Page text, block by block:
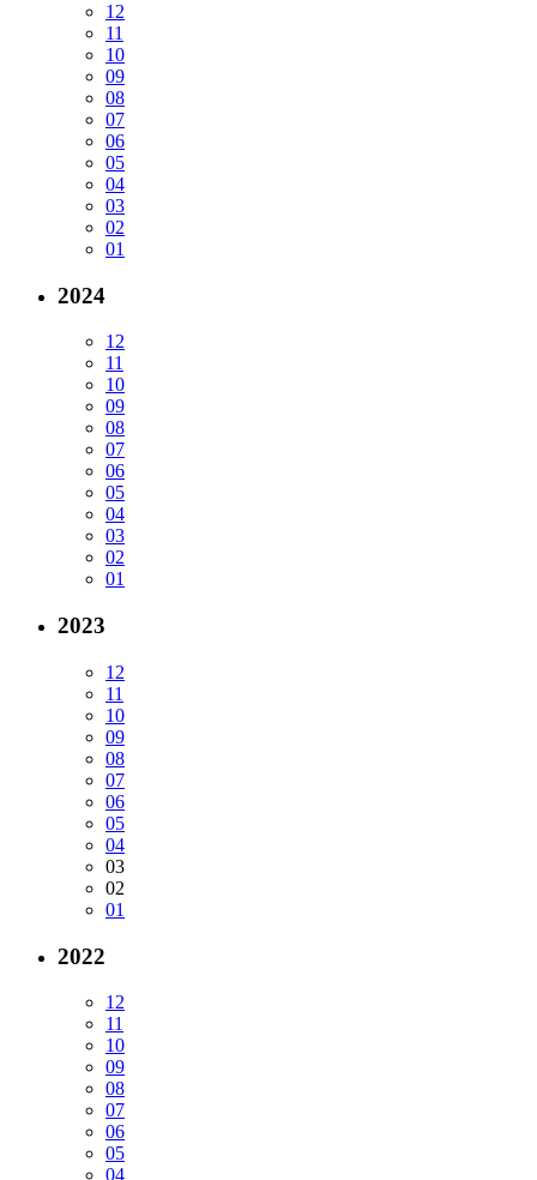
12
11
10
09
08
07
06
05
04
03
02
01
2024
12
11
10
09
08
07
06
05
04
03
02
01
2023
12
11
10
09
08
07
06
05
04
03
02
01
2022
12
11
10
09
08
07
06
05
04